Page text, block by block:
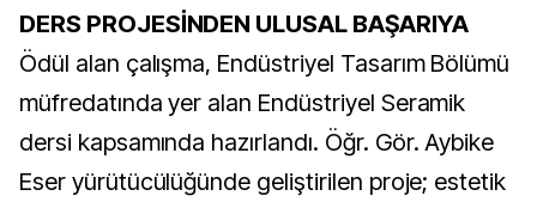
DERS PROJESİNDEN ULUSAL BAŞARIYA
Ödül alan çalışma, Endüstriyel Tasarım Bölümü
müfredatında yer alan Endüstriyel Seramik
dersi kapsamında hazırlandı. Öğr. Gör. Aybike
Eser yürütücülüğünde geliştirilen proje; estetik